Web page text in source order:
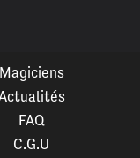
Magiciens
FAQ
C.G.U